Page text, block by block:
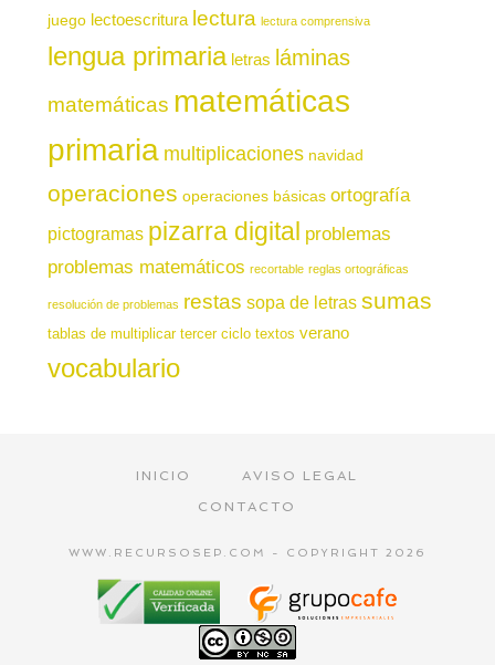
juego lectoescritura lectura lectura comprensiva
lengua primaria letras láminas
matemáticas matemáticas
primaria multiplicaciones navidad
operaciones operaciones básicas ortografía
pictogramas pizarra digital problemas
problemas matemáticos recortable reglas ortográficas
resolución de problemas restas sopa de letras sumas
tablas de multiplicar tercer ciclo textos verano
vocabulario
INICIO
AVISO LEGAL
CONTACTO
WWW.RECURSOSEP.COM - COPYRIGHT 2026